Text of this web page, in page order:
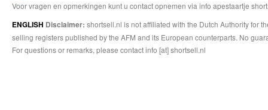
Voor vragen en opmerkingen kunt u contact opnemen via info apestaartje
ENGLISH Disclaimer: shortsell.nl is not affiliated with the Dutch Authority for
selling registers published by the AFM and its European counterparts. No
For questions or remarks, please contact info [at] shortsell.nl